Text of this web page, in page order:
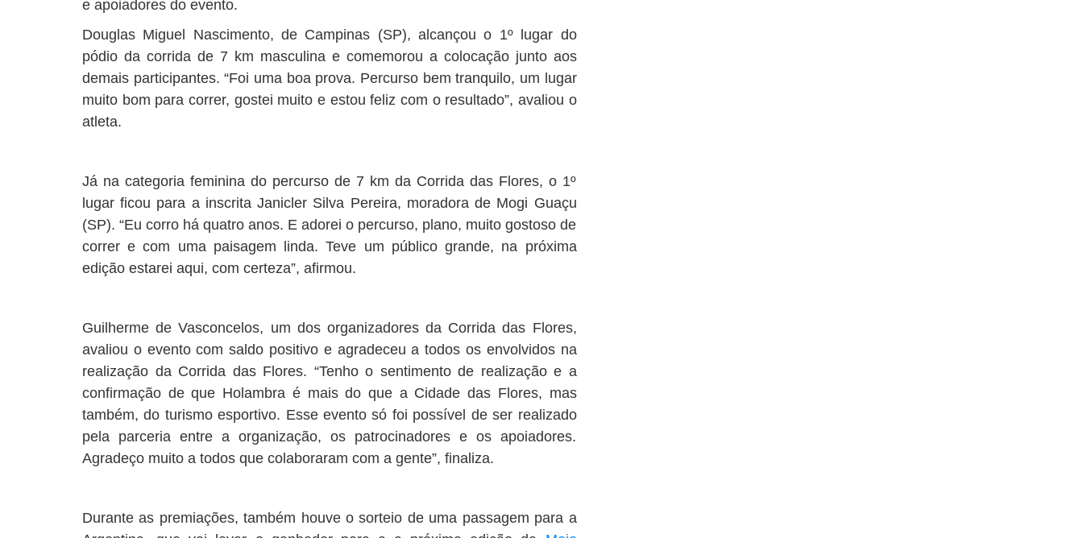
e apoiadores do evento.
Douglas Miguel Nascimento, de Campinas (SP), alcançou o 1º lugar do
pódio da corrida de 7 km masculina e comemorou a colocação junto aos
demais participantes. “Foi uma boa prova. Percurso bem tranquilo, um lugar
muito bom para correr, gostei muito e estou feliz com o resultado”, avaliou o
atleta.
Já na categoria feminina do percurso de 7 km da Corrida das Flores, o 1º
lugar ficou para a inscrita Janicler Silva Pereira, moradora de Mogi Guaçu
(SP). “Eu corro há quatro anos. E adorei o percurso, plano, muito gostoso de
correr e com uma paisagem linda. Teve um público grande, na próxima
edição estarei aqui, com certeza”, afirmou.
Guilherme de Vasconcelos, um dos organizadores da Corrida das Flores,
avaliou o evento com saldo positivo e agradeceu a todos os envolvidos na
realização da Corrida das Flores. “Tenho o sentimento de realização e a
confirmação de que Holambra é mais do que a Cidade das Flores, mas
também, do turismo esportivo. Esse evento só foi possível de ser realizado
pela parceria entre a organização, os patrocinadores e os apoiadores.
Agradeço muito a todos que colaboraram com a gente”, finaliza.
Durante as premiações, também houve o sorteio de uma passagem para a